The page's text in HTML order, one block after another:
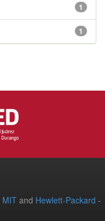
1
1
MIT and Hewlett-Packard -